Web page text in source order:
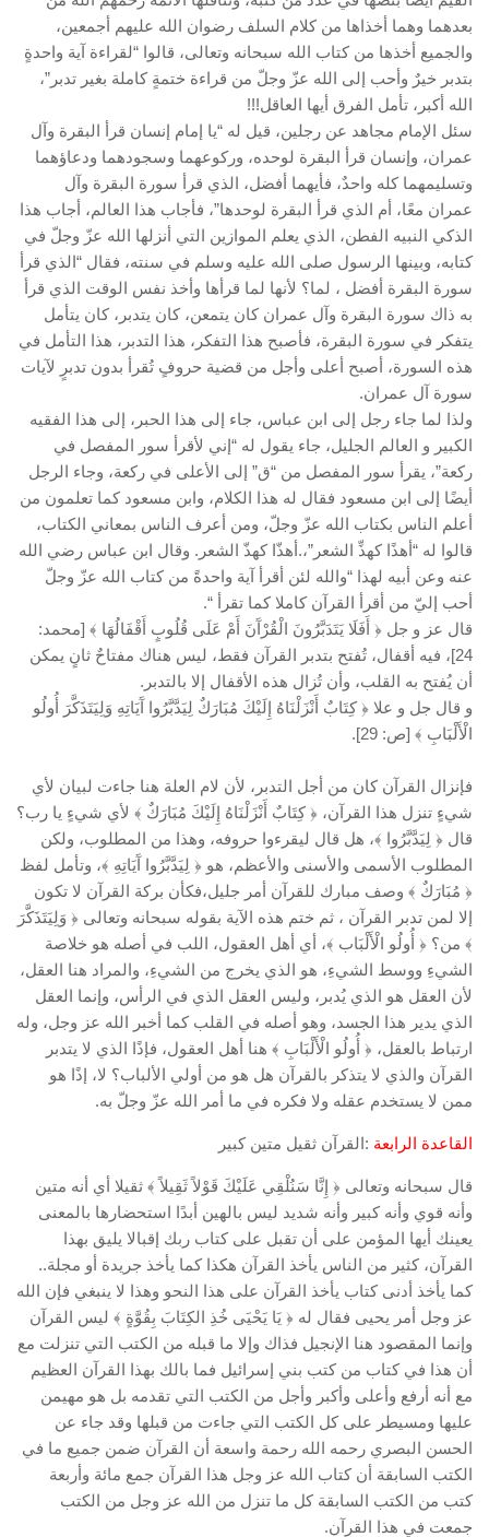
بعدهما وهما أخذاها من كلام السلف رضوان الله عليهم أجمعين،
والجميع أخذها من كتاب الله سبحانه وتعالى، قالوا “لقراءة آية واحدةٍ
بتدبر خيرٌ وأحب إلى الله عزّ وجلّ من قراءة ختمةٍ كاملة بغير تدبر”،
الله أكبر، تأمل الفرق أيها العاقل!!!
سئل الإمام مجاهد عن رجلين، قيل له “يا إمام إنسان قرأ البقرة وآل
عمران، وإنسان قرأ البقرة لوحده، وركوعهما وسجودهما ودعاؤهما
وتسليمهما كله واحدٌ، فأيهما أفضل، الذي قرأ سورة البقرة وآل
عمران معًا، أم الذي قرأ البقرة لوحدها”، فأجاب هذا العالم، أجاب هذا
الذكي النبيه الفطن، الذي يعلم الموازين التي أنزلها الله عزّ وجلّ في
كتابه، وبينها الرسول صلى الله عليه وسلم في سنته، فقال “الذي قرأ
سورة البقرة أفضل ، لما؟ لأنها لما قرأها وأخذ نفس الوقت الذي قرأ
به ذاك سورة البقرة وآل عمران كان يتمعن، كان يتدبر، كان يتأمل
يتفكر في سورة البقرة، فأصبح هذا التفكر، هذا التدبر، هذا التأمل في
هذه السورة، أصبح أعلى وأجل من قضية حروفٍ تُقرأ بدون تدبرٍ لآيات
سورة آل عمران.
ولذا لما جاء رجل إلى ابن عباس، جاء إلى هذا الحبر، إلى هذا الفقيه
الكبير و العالم الجليل، جاء يقول له “إني لأقرأ سور المفصل في
ركعة”، يقرأ سور المفصل من “ق” إلى الأعلى في ركعة، وجاء الرجل
أيضًا إلى ابن مسعود فقال له هذا الكلام، وابن مسعود كما تعلمون من
أعلم الناس بكتاب الله عزّ وجلّ، ومن أعرف الناس بمعاني الكتاب،
قالوا له “أهذًا كهذِّ الشعر”،.أهذّا كهذّ الشعر. وقال ابن عباس رضي الله
عنه وعن أبيه لهذا “والله لئن أقرأ آية واحدةً من كتاب الله عزّ وجلّ
أحب إليّ من أقرأ القرآن كاملا كما تقرأ “.
قال عز و جل ﴿ أَفَلَا يَتَدَبَّرُونَ الْقُرْآَنَ أَمْ عَلَى قُلُوبٍ أَقْفَالُهَا ﴾ [محمد:
24]، فيه أقفال، تُفتح بتدبر القرآن فقط، ليس هناك مفتاحٌ ثانٍ يمكن
أن يُفتح به القلب، وأن تُزال هذه الأقفال إلا بالتدبر.
و قال جل و علا ﴿ كِتَابٌ أَنْزَلْنَاهُ إِلَيْكَ مُبَارَكٌ لِيَدَّبَّرُوا آَيَاتِهِ وَلِيَتَذَكَّرَ أُولُو
الْأَلْبَابِ ﴾ [ص: 29].
فإنزال القرآن كان من أجل التدبر، لأن لام العلة هنا جاءت لبيان لأي
شيءٍ تنزل هذا القرآن، ﴿ كِتَابٌ أَنْزَلْنَاهُ إِلَيْكَ مُبَارَكٌ ﴾ لأي شيءٍ يا رب؟
قال ﴿ لِيَدَّبَّرُوا ﴾، هل قال ليقرءوا حروفه، وهذا من المطلوب، ولكن
المطلوب الأسمى والأسنى والأعظم، هو ﴿ لِيَدَّبَّرُوا آَيَاتِهِ ﴾، وتأمل لفظ
﴿ مُبَارَكٌ ﴾ وصف مبارك للقرآن أمر جليل،فكأن بركة القرآن لا تكون
إلا لمن تدبر القرآن ، ثم ختم هذه الآية بقوله سبحانه وتعالى ﴿ وَلِيَتَذَكَّرَ
﴾ من؟ ﴿ أُولُو الْأَلْبَاب ﴾، أي أهل العقول، اللب في أصله هو خلاصة
الشيءِ ووسط الشيءِ، هو الذي يخرج من الشيءِ، والمراد هنا العقل،
لأن العقل هو الذي يُدبر، وليس العقل الذي في الرأس، وإنما العقل
الذي يدير هذا الجسد، وهو أصله في القلب كما أخبر الله عز وجل، وله
ارتباط بالعقل، ﴿ أُولُو الْأَلْبَابِ ﴾ هنا أهل العقول، فإذًا الذي لا يتدبر
القرآن والذي لا يتذكر بالقرآن هل هو من أولي الألباب؟ لا، إذًا هو
ممن لا يستخدم عقله ولا فكره في ما أمر الله عزّ وجلّ به.
القاعدة الرابعة :القرآن ثقيل متين كبير
قال سبحانه وتعالى ﴿ إِنَّا سَنُلْقِي عَلَيْكَ قَوْلاً ثَقِيلاً ﴾ ثقيلا أي أنه متين
وأنه قوي وأنه كبير وأنه شديد ليس بالهين أبدًا استحضارها بالمعنى
يعينك أيها المؤمن على أن تقبل على كتاب ربك إقبالا يليق بهذا
القرآن، كثير من الناس يأخذ القرآن هكذا كما يأخذ جريدة أو مجلة..
كما يأخذ أدنى كتاب يأخذ القرآن على هذا النحو وهذا لا ينبغي فإن الله
عز وجل أمر يحيى فقال له ﴿ يَا يَحْيَى خُذِ الكِتَابَ بِقُوَّةٍ ﴾ ليس القرآن
وإنما المقصود هنا الإنجيل فذاك وإلا ما قبله من الكتب التي تنزلت مع
أن هذا في كتاب من كتب بني إسرائيل فما بالك بهذا القرآن العظيم
مع أنه أرفع وأعلى وأكبر وأجل من الكتب التي تقدمه بل هو مهيمن
عليها ومسيطر على كل الكتب التي جاءت من قبلها وقد جاء عن
الحسن البصري رحمه الله رحمة واسعة أن القرآن ضمن جميع ما في
الكتب السابقة أن كتاب الله عز وجل هذا القرآن جمع مائة وأربعة
كتب من الكتب السابقة كل ما تنزل من الله عز وجل من الكتب
جمعت في هذا القرآن.